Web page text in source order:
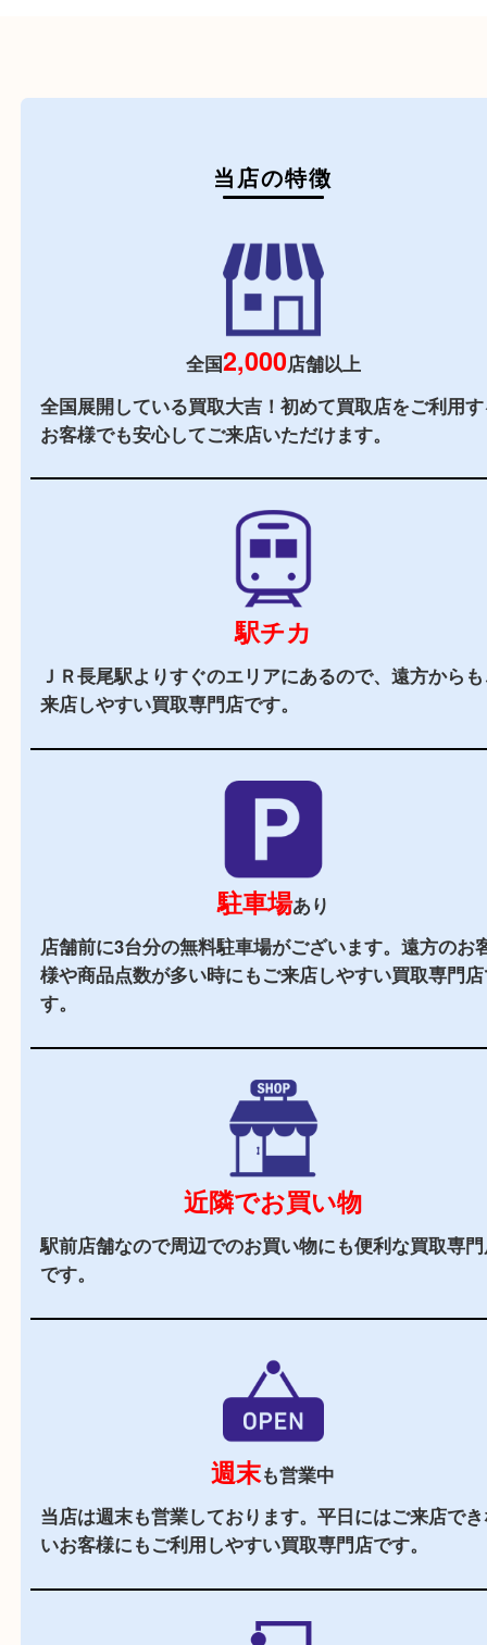
当店の特徴
全国2,000店舗以上
全国展開している買取大吉！初めて買取店をご利
お客様でも安心してご来店いただけます。
駅チカ
ＪＲ長尾駅よりすぐのエリアにあるので、遠方か
来店しやすい買取専門店です。
駐車場あり
店舗前に3台分の無料駐車場がございます。遠方
様や商品点数が多い時にもご来店しやすい買取専
す。